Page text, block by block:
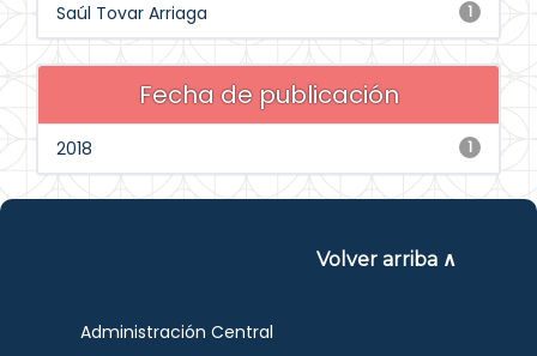
1
Saúl Tovar Arriaga
Fecha de publicación
1
2018
Volver arriba ∧
Administración Central